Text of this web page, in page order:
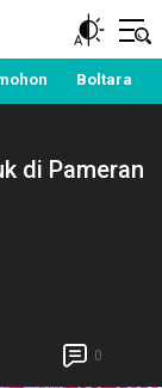
Politik,
Boltara
di Pameran
0